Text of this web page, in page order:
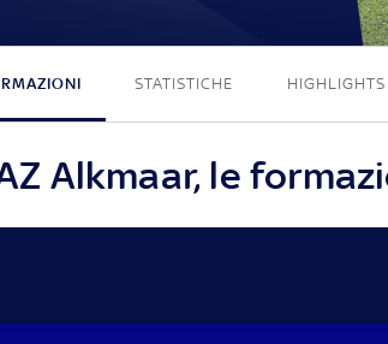
STATISTICHE HIGHLIGHTS
Alkmaar, le